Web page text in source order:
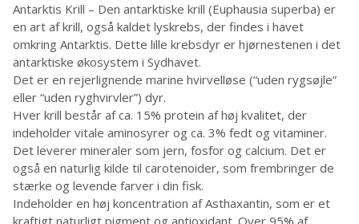
Antarktis Krill – Den antarktiske krill (Euphausia superba) er
en art af krill, også kaldet lyskrebs, der findes i havet
omkring Antarktis. Dette lille krebsdyr er hjørnestenen i det
antarktiske økosystem i Sydhavet.
Det er en rejerlignende marine hvirvelløse (“uden rygsøjle”
eller “uden ryghvirvler”) dyr.
Hver krill består af ca. 15% protein af høj kvalitet, der
indeholder vitale aminosyrer og ca. 3% fedt og vitaminer.
Det leverer mineraler som jern, fosfor og calcium. Det er
også en naturlig kilde til carotenoider, som frembringer de
stærke og levende farver i din fisk.
Indeholder en høj koncentration af Asthaxantin, som er et